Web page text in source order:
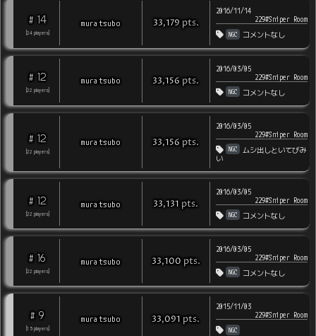
# 14
24 players
muratsubo 33,179 pts.
2016/11/14
229#Sniper Room
NGC コメントなし
# 12
22 players
muratsubo 33,156 pts.
2016/03/05
229#Sniper Room
NGC コメントなし
# 12
22 players
muratsubo 33,156 pts.
2016/03/05
229#Sniper Room
NGC
ムシ出しといてびみ
い
# 12
22 players
muratsubo 33,131 pts.
2016/03/05
229#Sniper Room
NGC コメントなし
# 16
22 players
muratsubo 33,100 pts.
2016/03/05
229#Sniper Room
NGC コメントなし
# 9
15 players
muratsubo 33,091 pts.
2015/11/03
229#Sniper Room
NGC